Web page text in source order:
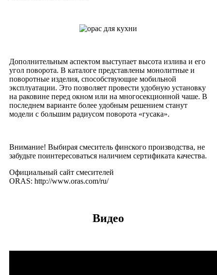
Дополнительным аспектом выступает высота излива и его
угол поворота. В каталоге представлены монолитные и
поворотные изделия, способствующие мобильной
эксплуатации. Это позволяет провести удобную установку
на раковине перед окном или на многосекционной чаше. В
последнем варианте более удобным решением станут
модели с большим радиусом поворота «гусака».
Внимание! Выбирая смеситель финского производства, не
забудьте поинтересоваться наличием сертификата качества.
Официальный сайт смесителей
ORAS: http://www.oras.com/ru/
Видео